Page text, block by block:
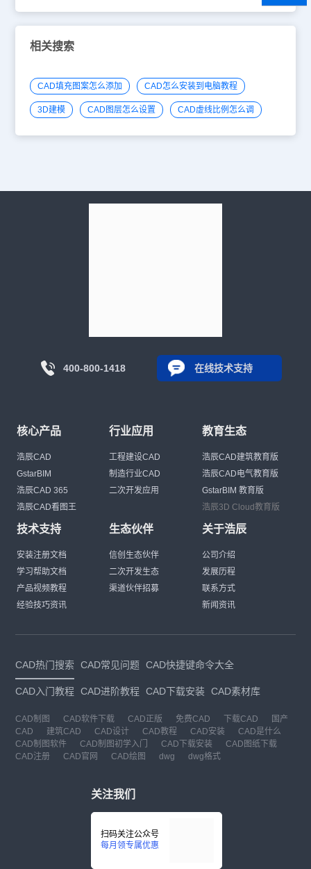
相关搜索
CAD填充图案怎么添加 CAD怎么安装到电脑教程
3D建模 CAD图层怎么设置 CAD虚线比例怎么调
400-800-1418 在线技术支持
核心产品
浩辰CAD
GstarBIM
浩辰CAD 365
浩辰CAD看图王
行业应用
工程建设CAD
制造行业CAD
二次开发应用
教育生态
浩辰CAD建筑教育版
浩辰CAD电气教育版
GstarBIM 教育版
浩辰3D Cloud教育版
技术支持
安装注册文档
学习帮助文档
产品视频教程
经验技巧资讯
生态伙伴
信创生态伙伴
二次开发生态
渠道伙伴招募
关于浩辰
公司介绍
发展历程
联系方式
新闻资讯
CAD热门搜索 CAD常见问题 CAD快捷键命令大全
CAD入门教程 CAD进阶教程 CAD下载安装 CAD素材库
CAD制图 CAD软件下载 CAD正版 免费CAD 下载CAD
国产
CAD
建筑CAD CAD设计 CAD教程 CAD安装
CAD是什么
CAD制图软件
CAD制图初学入门 CAD下载安装
CAD图纸下载
CAD注册
CAD官网 CAD绘图 dwg dwg格式
关注我们
扫码关注公众号
每月领专属优惠